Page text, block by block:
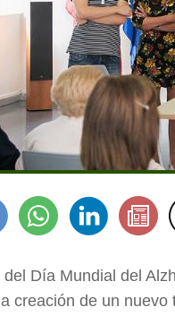
Día Mundial del
creación de un